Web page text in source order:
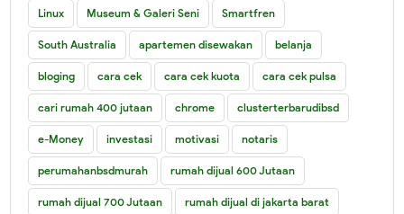
Linux Museum & Galeri Seni Smartfren
South Australia apartemen disewakan belanja
bloging cara cek cara cek kuota cara cek pulsa
cari rumah 400 jutaan chrome clusterterbarudibsd
e-Money investasi motivasi notaris
perumahanbsdmurah rumah dijual 600 Jutaan
rumah dijual 700 Jutaan rumah dijual di jakarta barat